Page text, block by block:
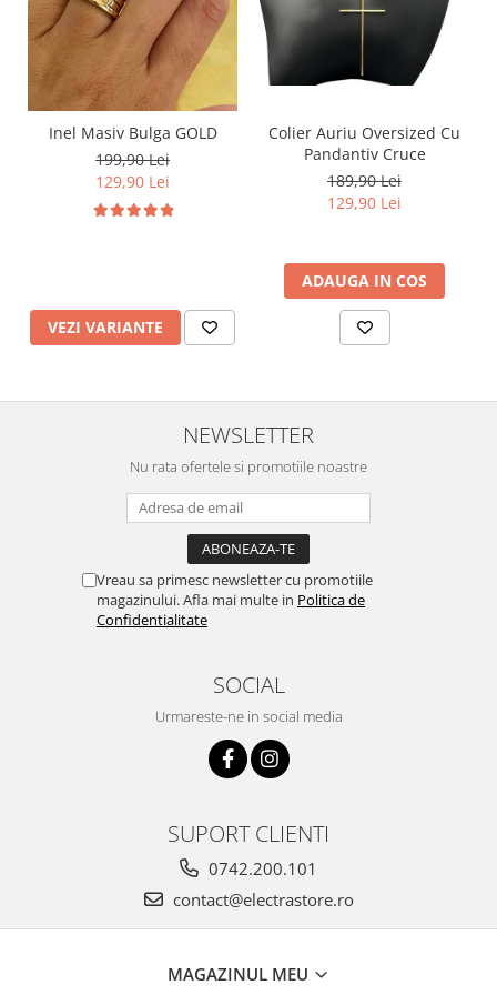
Inel Masiv Bulga GOLD
199,90 Lei
129,90 Lei
VEZI VARIANTE
Colier Auriu Oversized Cu
Pandantiv Cruce
189,90 Lei
129,90 Lei
ADAUGA IN COS
NEWSLETTER
Nu rata ofertele si promotiile noastre
Vreau sa primesc newsletter cu promotiile
magazinului. Afla mai multe in Politica de
Confidentialitate
SOCIAL
Urmareste-ne in social media
SUPORT CLIENTI
0742.200.101
contact@electrastore.ro
MAGAZINUL MEU